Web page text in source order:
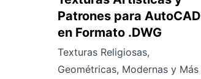
Patrones para AutoCAD
en Formato .DWG
Texturas Religiosas,
Geométricas, Modernas y Más